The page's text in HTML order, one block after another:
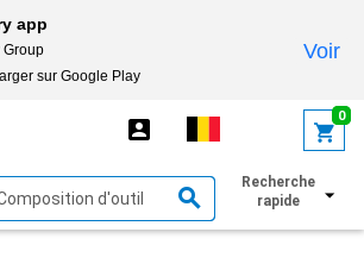
app
Group
sur Google Play
Voir
0
Recherche
rapide
Afficher les filtres